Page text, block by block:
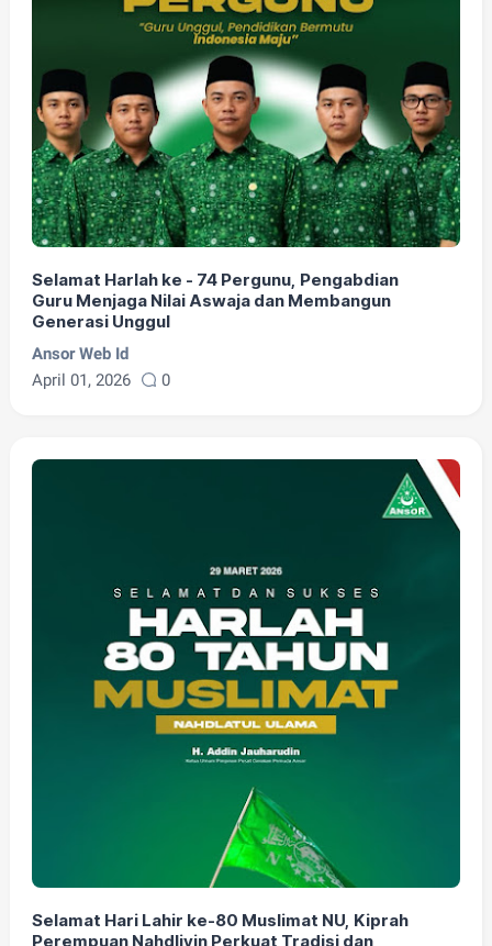
Selamat Harlah ke - 74 Pergunu, Pengabdian
Guru Menjaga Nilai Aswaja dan Membangun
Generasi Unggul
Ansor Web Id
April 01, 2026
0
Selamat Hari Lahir ke-80 Muslimat NU, Kiprah
Perempuan Nahdliyin Perkuat Tradisi dan